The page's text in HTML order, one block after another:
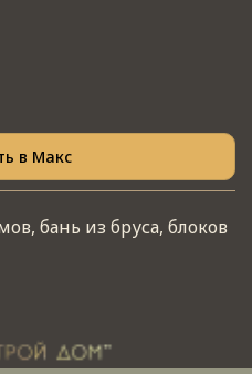
в Макс
бань из бруса, блоков